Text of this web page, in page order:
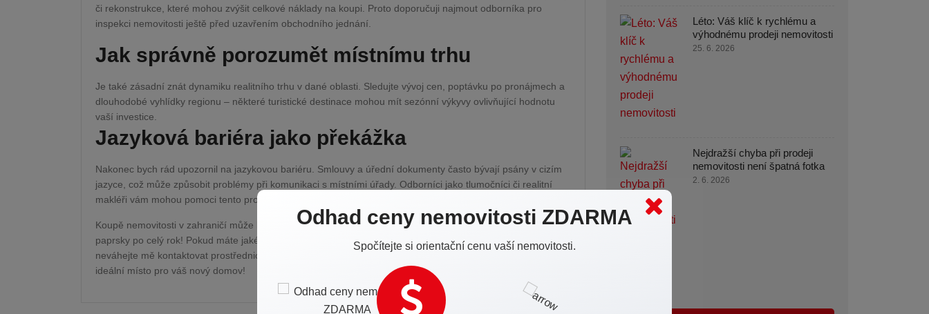
či rekonstrukce, které mohou zvýšit celkové náklady na koupi. Proto doporučuji najmout odborníka pro
inspekci nemovitosti ještě před uzavřením obchodního jednání.
Jak správně porozumět místnímu trhu
Je také zásadní znát dynamiku realitního trhu v dané oblasti. Sledujte vývoj cen, poptávku po pronájmech a
dlouhodobé vyhlídky regionu – některé turistické destinace mohou mít sezónní výkyvy ovlivňující hodnotu
vaší investice.
Jazyková bariéra jako překážka
Nakonec bych rád upozornil na jazykovou bariéru. Smlouvy a úřední dokumenty často bývají psány v cizím
jazyce, což může způsobit problémy při komunikaci s místními úřady. Odborníci jako tlumočníci či realitní
makléři vám mohou pomoci tento problém překonat a usnadnit celý proces koupě.
Koupě nemovitosti v zahraničí může být vaším vstupem do světa pohodlnějšího bydlení pod slunečními
paprsky po celý rok! Pokud máte jakékoli dotazy nebo potřebujete poradit ohledně vašeho rozhodnutí,
neváhejte mě kontaktovat prostřednictvím informací uvedených na mém webu. Rád vám pomohu najít
ideální místo pro váš nový domov!
Léto: Váš klíč k rychlému a
výhodnému prodeji nemovitosti
25. 6. 2026
Nejdražší chyba při prodeji
nemovitosti není špatná fotka
2. 6. 2026
Odhad ceny nemovitosti ZDARMA
Spočítejte si orientační cenu vaší nemovitosti.